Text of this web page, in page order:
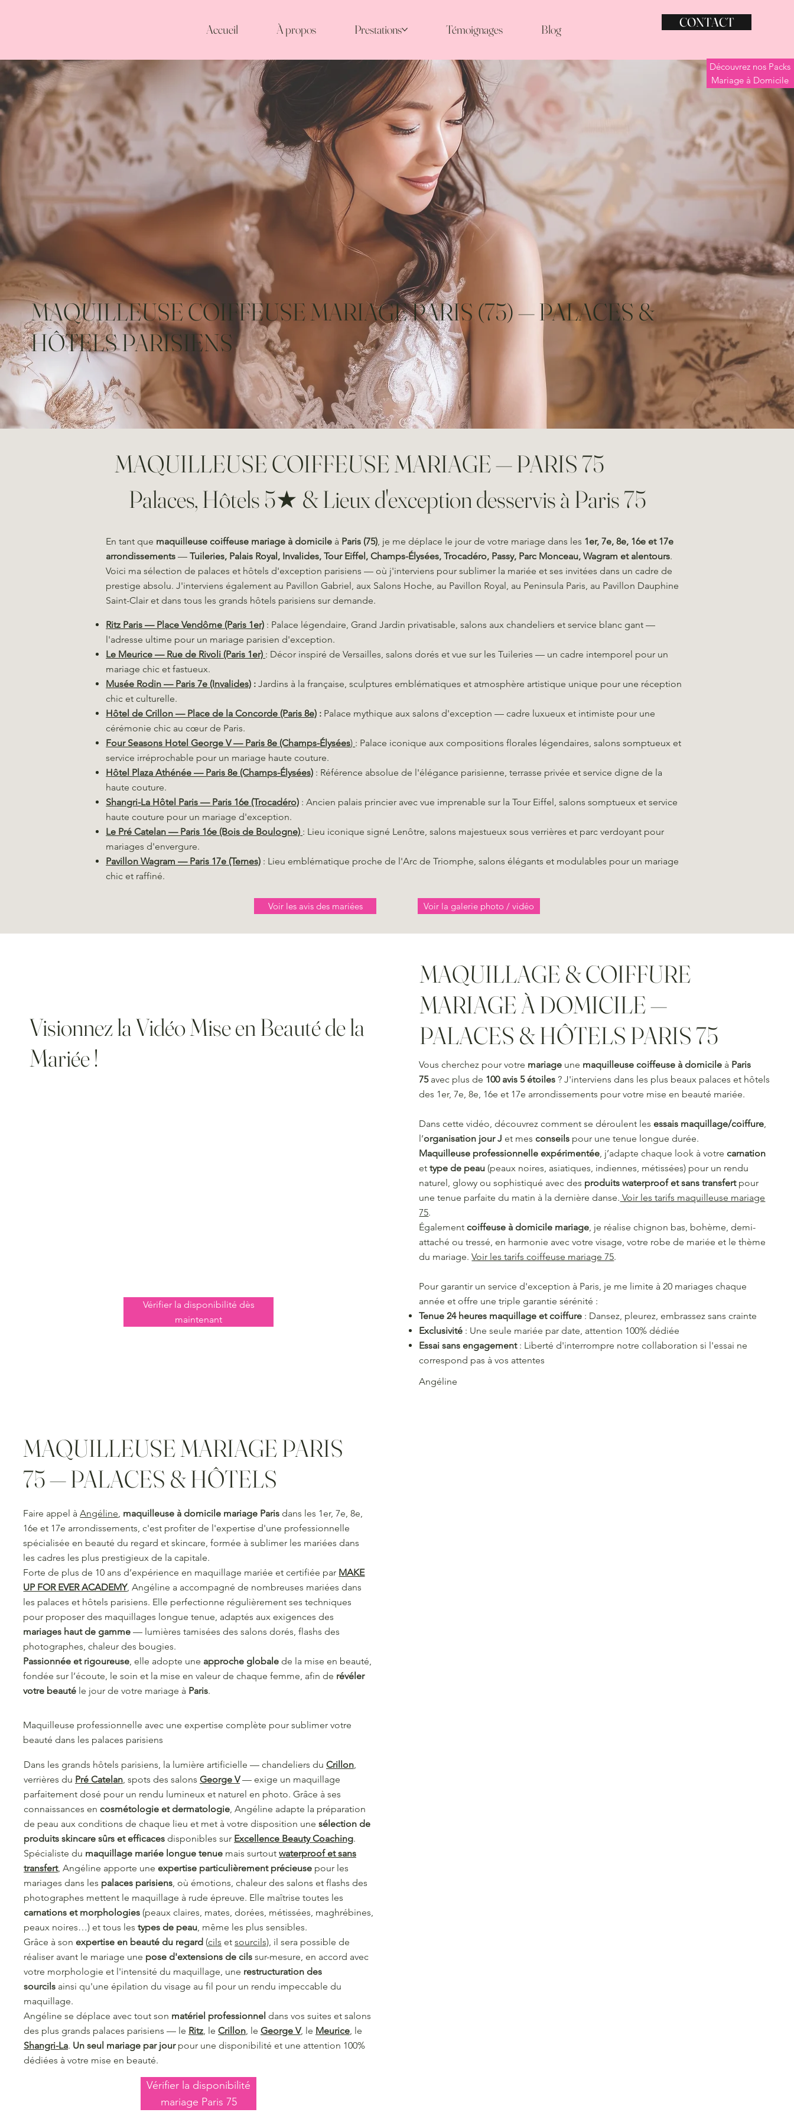
Accueil À propos Prestations Témoignages Blog
CONTACT
MAQUILLEUSE COIFFEUSE MARIAGE PARIS (75) — PALACES &
HÔTELS PARISIENS
MAQUILLEUSE COIFFEUSE MARIAGE — PARIS 75
Palaces, Hôtels 5★ & Lieux d'exception desservis à Paris 75
En tant que maquilleuse coiffeuse mariage à domicile à Paris (75) , je me déplace le jour de votre mariage dans les 1er, 7e, 8e, 16e et 17e
arrondissements—Tuileries, Palais Royal, Invalides, Tour Eiffel, Champs-Élysées, Trocadéro, Passy, Parc Monceau, Wagram et alentours.
Voici ma sélection de palaces et hôtels d'exception parisiens — où j'interviens pour sublimer la mariée et ses invitées dans un cadre de
prestige absolu. J'interviens également au Pavillon Gabriel, aux Salons Hoche, au Pavillon Royal, au Peninsula Paris, au Pavillon Dauphine
Saint-Clair et dans tous les grands hôtels parisiens sur demande.
Ritz Paris — Place Vendôme (Paris 1er) : Palace légendaire, Grand Jardin privatisable, salons aux chandeliers et service blanc gant —
l'adresse ultime pour un mariage parisien d'exception.
Le Meurice — Rue de Rivoli (Paris 1er) : Décor inspiré de Versailles, salons dorés et vue sur les Tuileries — un cadre intemporel pour un
mariage chic et fastueux.
Musée Rodin — Paris 7e (Invalides) :Jardins à la française, sculptures emblématiques et atmosphère artistique unique pour une réception
chic et culturelle.
Hôtel de Crillon — Place de la Concorde (Paris 8e) : Palace mythique aux salons d'exception — cadre luxueux et intimiste pour une
cérémonie chic au cœur de Paris.
Four Seasons Hotel George V — Paris 8e (Champs-Élysées) : Palace iconique aux compositions florales légendaires, salons somptueux et
service irréprochable pour un mariage haute couture.
Hôtel Plaza Athénée — Paris 8e (Champs-Élysées) : Référence absolue de l'élégance parisienne, terrasse privée et service digne de la
haute couture.
Shangri-La Hôtel Paris — Paris 16e (Trocadéro) : Ancien palais princier avec vue imprenable sur la Tour Eiffel, salons somptueux et service
haute couture pour un mariage d'exception.
Le Pré Catelan — Paris 16e (Bois de Boulogne) : Lieu iconique signé Lenôtre, salons majestueux sous verrières et parc verdoyant pour
mariages d'envergure.
Pavillon Wagram — Paris 17e (Ternes) : Lieu emblématique proche de l'Arc de Triomphe, salons élégants et modulables pour un mariage
chic et raffiné.
Voir les avis des mariées Voir la galerie photo / vidéo
Visionnez la Vidéo Mise en Beauté de la
Mariée !
Vérifier la disponibilité dès
maintenant
MAQUILLAGE & COIFFURE
MARIAGE À DOMICILE —
PALACES & HÔTELS PARIS 75
Vous cherchez pour votre mariage une maquilleuse coiffeuse à domicile à Paris
75 avec plus de 100 avis 5 étoiles ? J'interviens dans les plus beaux palaces et hôtels
des 1er, 7e, 8e, 16e et 17e arrondissements pour votre mise en beauté mariée.
Dans cette vidéo, découvrez comment se déroulent lesessais maquillage/coiffure,
l’organisation jour Jet mes conseils pour une tenue longue durée.
Maquilleuse professionnelle expérimentée, j’adapte chaque look à votre carnation
ettype de peau (peaux noires, asiatiques, indiennes, métissées) pour un rendu
naturel, glowy ou sophistiqué avec des produits waterproof et sans transfertpour
une tenue parfaite du matin à la dernière danse. Voir les tarifs maquilleuse mariage
75.
Également coiffeuse à domicile mariage, je réalise chignon bas, bohème, demi-
attaché ou tressé, en harmonie avec votre visage, votre robe de mariée et le thème
du mariage.Voir les tarifs coiffeuse mariage 75.
Pour garantir un service d'exception à Paris, je me limite à 20 mariages chaque
année et offre une triple garantie sérénité :
Tenue 24 heures maquillage et coiffure : Dansez, pleurez, embrassez sans crainte
Exclusivité : Une seule mariée par date, attention 100% dédiée
Essai sans engagement: Liberté d'interrompre notre collaboration si l'essai ne
correspond pas à vos attentes
Angéline
MAQUILLEUSE MARIAGE PARIS
75 — PALACES & HÔTELS
Faire appel àAngéline, maquilleuse à domicile mariage Parisdans les 1er, 7e, 8e,
16e et 17e arrondissements, c'est profiter de l'expertise d'une professionnelle
spécialisée en beauté du regard et skincare, formée à sublimer les mariées dans
les cadres les plus prestigieux de la capitale.
Forte de plus de 10 ans d’expérience en maquillage mariée et certifiée par MAKE
UP FOR EVER ACADEMY, Angéline a accompagné de nombreuses mariées dans
les palaces et hôtels parisiens. Elle perfectionne régulièrement ses techniques
pour proposer des maquillages longue tenue, adaptés aux exigences des
mariages haut de gamme — lumières tamisées des salons dorés, flashs des
photographes, chaleur des bougies.
Passionnée et rigoureuse, elle adopte une approche globalede la mise en beauté,
fondée sur l’écoute, le soin et la mise en valeur de chaque femme, afin de révéler
votre beauté le jour de votre mariage à Paris.
Maquilleuse professionnelle avec une expertise complète pour sublimer votre
beauté dans les palaces parisiens
Dans les grands hôtels parisiens, la lumière artificielle — chandeliers du Crillon,
verrières du Pré Catelan, spots des salons George V— exige un maquillage
parfaitement dosé pour un rendu lumineux et naturel en photo. Grâce à ses
connaissances en cosmétologie et dermatologie, Angéline adapte la préparation
de peau aux conditions de chaque lieu et met à votre disposition une sélection de
produits skincare sûrs et efficacesdisponibles sur Excellence Beauty Coaching.
Spécialiste du maquillage mariée longue tenuemais surtout waterproof et sans
transfert, Angéline apporte une expertise particulièrement précieusepour les
mariages dans les palaces parisiens, où émotions, chaleur des salons et flashs des
photographes mettent le maquillage à rude épreuve. Elle maîtrise toutes les
carnations et morphologies(peaux claires, mates, dorées, métissées, maghrébines,
peaux noires…) et tous les types de peau, même les plus sensibles.
Grâce à son expertise en beauté du regard(cils et sourcils), il sera possible de
réaliser avant le mariage une pose d'extensions de cilssur-mesure, en accord avec
votre morphologie et l'intensité du maquillage, une restructuration des
sourcilsainsi qu'une épilation du visage au fil pour un rendu impeccable du
maquillage.
Angéline se déplace avec tout son matériel professionnel dans vos suites et salons
des plus grands palaces parisiens — le Ritz, le Crillon, le George V, le Meurice, le
Shangri-La. Un seul mariage par jourpour une disponibilité et une attention 100%
dédiées à votre mise en beauté.
Vérifier la disponibilité
mariage Paris 75
Découvrez nos Packs
Mariage à Domicile